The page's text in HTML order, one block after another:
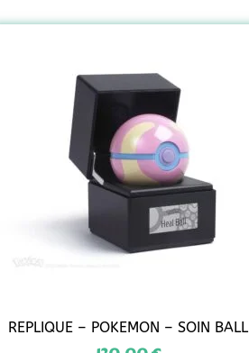
REPLIQUE – POKEMON – SOIN BALL